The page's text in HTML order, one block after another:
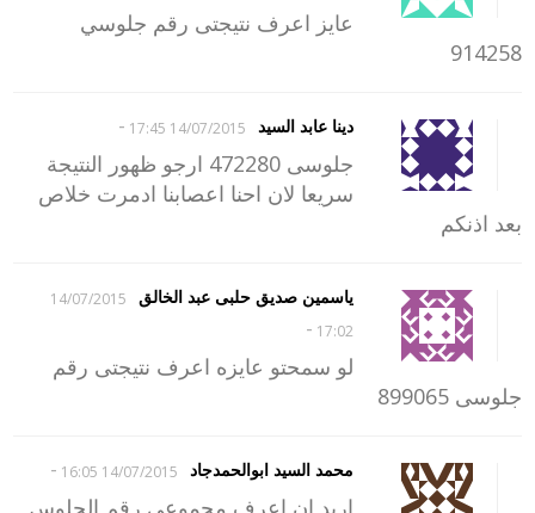
عايز اعرف نتيجتى رقم جلوسي
914258
دينا عابد السيد 14/07/2015 17:45
-
جلوسى 472280 ارجو ظهور النتيجة
سريعا لان احنا اعصابنا ادمرت خلاص
بعد اذنكم
ياسمين صديق حلبى عبد الخالق
14/07/2015
17:02
-
لو سمحتو عايزه اعرف نتيجتى رقم
جلوسى 899065
محمد السيد ابوالحمدجاد 14/07/2015 16:05
-
اريد ان اعرف مجموعي رقم الجلوس